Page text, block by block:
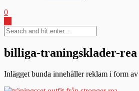
0
billiga-traningsklader-rea
Inlägget bunda innehåller reklam i form